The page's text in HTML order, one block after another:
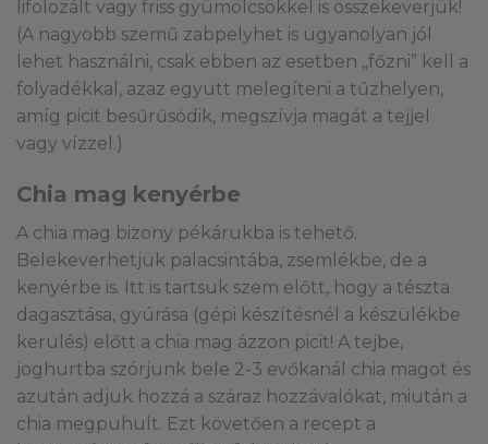
lifolozált vagy friss gyümölcsökkel is összekeverjük!
(A nagyobb szemű zabpelyhet is ugyanolyan jól
lehet használni, csak ebben az esetben „főzni” kell a
folyadékkal, azaz együtt melegíteni a tűzhelyen,
amíg picit besűrűsödik, megszívja magát a tejjel
vagy vízzel.)
Chia mag kenyérbe
A chia mag bizony pékárukba is tehető.
Belekeverhetjük palacsintába, zsemlékbe, de a
kenyérbe is. Itt is tartsuk szem előtt, hogy a tészta
dagasztása, gyúrása (gépi készítésnél a készülékbe
kerülés) előtt a chia mag ázzon picit! A tejbe,
joghurtba szórjunk bele 2-3 evőkanál chia magot és
azután adjuk hozzá a száraz hozzávalókat, miután a
chia megpuhult. Ezt követően a recept a